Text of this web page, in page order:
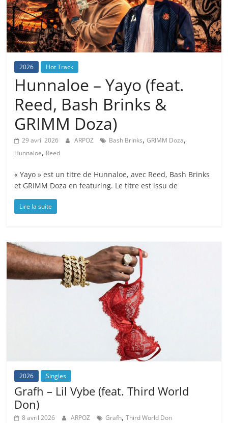
2026 Hot Track
Hunnaloe – Yayo (feat.
Reed, Bash Brinks &
GRIMM Doza)
29 avril 2026 ARPOZ Bash Brinks,GRIMM Doza,
Hunnaloe, Reed
« Yayo » est un titre de Hunnaloe, avec Reed, Bash Brinks
et GRIMM Doza en featuring. Le titre est issu de
Lire la suite
2026 Singles
Grafh – Lil Vybe (feat. Third World
Don)
8 avril 2026 ARPOZ Grafh,Third World Don